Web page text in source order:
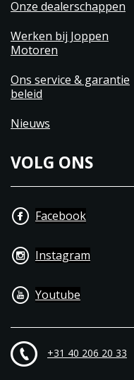
Onze dealerschappen
Werken bij Joppen
Motoren
Ons service & garantie
beleid
Nieuws
VOLG ONS
Facebook
Instagram
Youtube
+31 40 206 20 33